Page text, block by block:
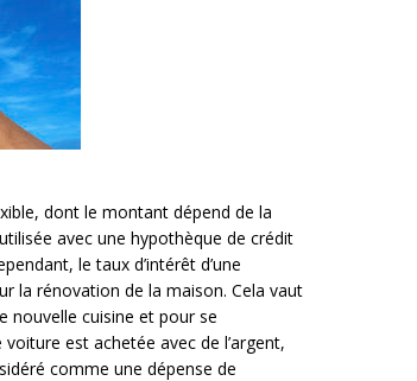
dont le montant dépend de la
avec une hypothèque de crédit
le taux d’intérêt d’une
la rénovation de la maison. Cela vaut
nouvelle cuisine et pour se
est achetée avec de l’argent,
comme une dépense de